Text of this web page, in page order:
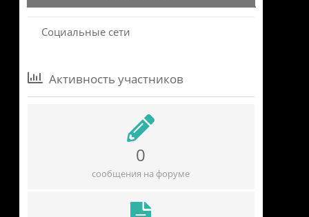
Социальные сети
Активность участников
0
сообщения на форуме